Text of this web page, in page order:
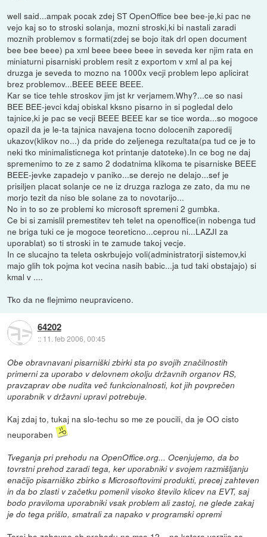
well said...ampak pocak zdej ST OpenOffice bee bee-je,ki pac ne
vejo kaj so to stroski solanja, mozni stroski,ki bi nastali zaradi
moznih problemov s formati(zdej se bojo itak drl open document
bee bee beee) pa xml beee beee beee in seveda ker njim rata en
miniaturni pisarniski problem resit z exportom v xml al pa kej
druzga je seveda to mozno na 1000x vecji problem lepo aplicirat
brez problemov...BEEE BEEE BEEE.
Kar se tice tehle stroskov jim jst kr verjamem.Why?...ce so nasi
BEE BEE-jevci kdaj obiskal kksno pisarno in si pogledal delo
tajnice,ki je pac se vecji BEEE BEEE kar se tice worda...so mogoce
opazil da je le-ta tajnica navajena tocno dolocenih zaporedij
ukazov(klikov no...) da pride do zeljenega rezultata(pa tud ce je to
neki tko minimalisticnega kot printanje datoteke).In ce bog ne daj
spremenimo to ze z samo 2 dodatnima klikoma te pisarniske BEEE
BEEE-jevke zapadejo v paniko...se derejo ne delajo...sef je
prisiljen placat solanje ce ne iz druzga razloga ze zato, da mu ne
morjo tezit da niso ble solane za to novotarijo...
No in to so ze problemi ko microsoft spremeni 2 gumbka.
Ce bi si zamislil premestitev teh telet na openoffice(in nobenga tud
ne briga tuki ce je mogoce teoreticno...ceprou ni...LAZJI za
uporablat) so ti stroski in te zamude takoj vecje.
In ce slucajno ta teleta oskrbujejo voli(administratorji sistemov,ki
majo glih tok pojma kot vecina nasih babic...ja tud taki obstajajo) si
kmal v ....
Tko da ne flejmimo neupraviceno.
64202
:: 11. feb 2006, 00:45
Obe obravnavani pisarniški zbirki sta po svojih značilnostih
primerni za uporabo v delovnem okolju državnih organov RS,
pravzaprav obe nudita več funkcionalnosti, kot jih povprečen
uporabnik v državni upravi potrebuje.
Kaj zdaj to, tukaj na slo-techu so me ze poucili, da je OO cisto
neuporaben
Tveganja pri prehodu na OpenOffice.org... Ocenjujemo, da bo
tovrstni prehod zaradi tega, ker uporabniki v svojem razmišljanju
enačijo pisarniško zbirko s Microsoftovimi produkti, precej zahteven
in da bo zlasti v začetku pomenil visoko število klicev na EVT, saj
bodo praviloma uporabniki vsak problem ali zastoj, ne glede zakaj
je do tega prišlo, smatrali za napako v programski opremi